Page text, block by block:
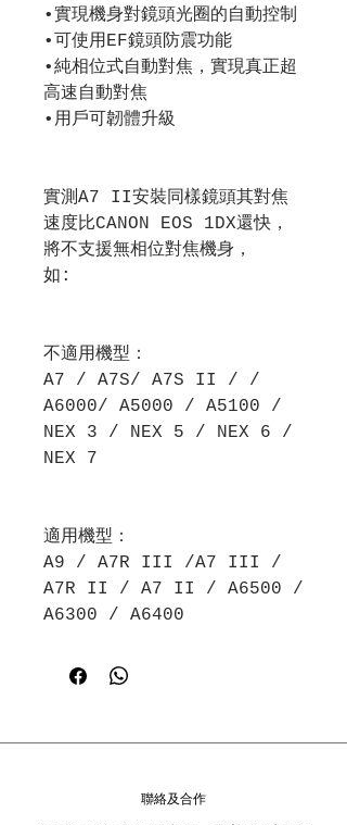
•實現機身對鏡頭光圈的自動控制
•可使用EF鏡頭防震功能
•純相位式自動對焦，實現真正超
高速自動對焦
•用戶可韌體升級
實測A7 II安裝同樣鏡頭其對焦
速度比CANON EOS 1DX還快，
將不支援無相位對焦機身，
如:
不適用機型：
A7 / A7S/ A7S II / /
A6000/ A5000 / A5100 /
NEX 3 / NEX 5 / NEX 6 /
NEX 7
適用機型：
A9 / A7R III /A7 III /
A7R II / A7 II / A6500 /
A6300 / A6400
聯絡及合作